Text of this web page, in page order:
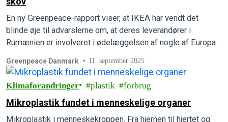
En ny Greenpeace-rapport viser, at IKEA har vendt det
blinde øje til advarslerne om, at deres leverandører i
Rumænien er involveret i ødelæggelsen af nogle af Europas
Greenpeace Danmark 11. september 2025
Klimaforandringer plastik forbrug
Mikroplastik fundet i menneskelige organer
Mikroplastik i menneskekroppen. Fra hjernen til hjertet og